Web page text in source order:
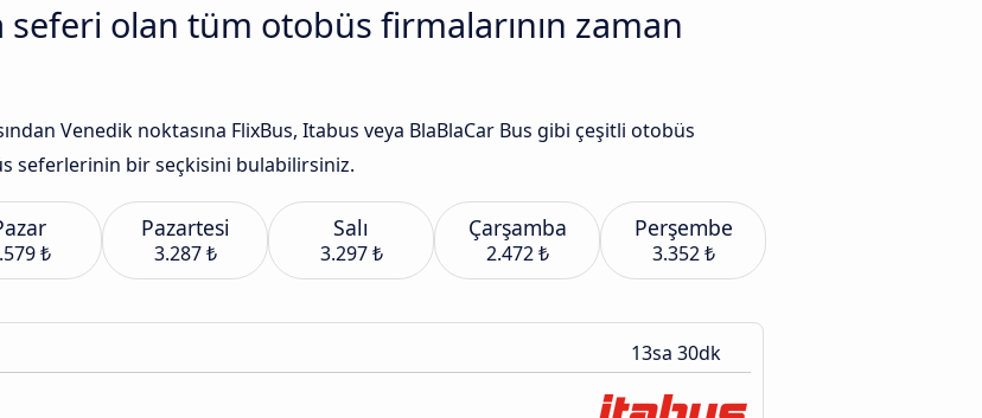
seferi olan tüm otobüs firmalarının zaman
Venedik noktasına FlixBus, Itabus veya BlaBlaCar Bus gibi çeşitli otobüs
seferlerinin bir seçkisini bulabilirsiniz.
₺
Pazartesi
3.287 ₺
Salı
3.297 ₺
Çarşamba
2.472 ₺
Perşembe
3.352 ₺
13sa 30dk